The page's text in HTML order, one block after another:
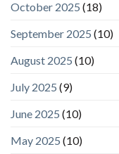
October 2025 (18)
September 2025 (10)
August 2025 (10)
July 2025 (9)
June 2025 (10)
May 2025 (10)